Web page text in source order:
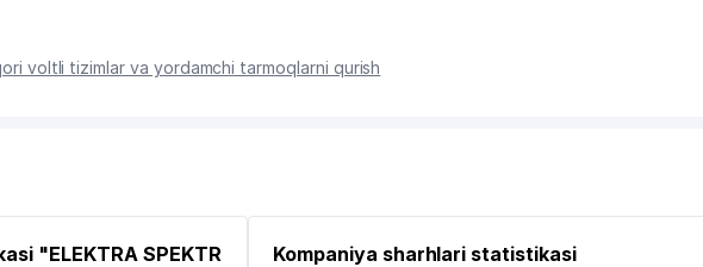
voltli tizimlar va yordamchi tarmoqlarni qurish
"ELEKTRA SPEKTR
Kompaniya sharhlari statistikasi